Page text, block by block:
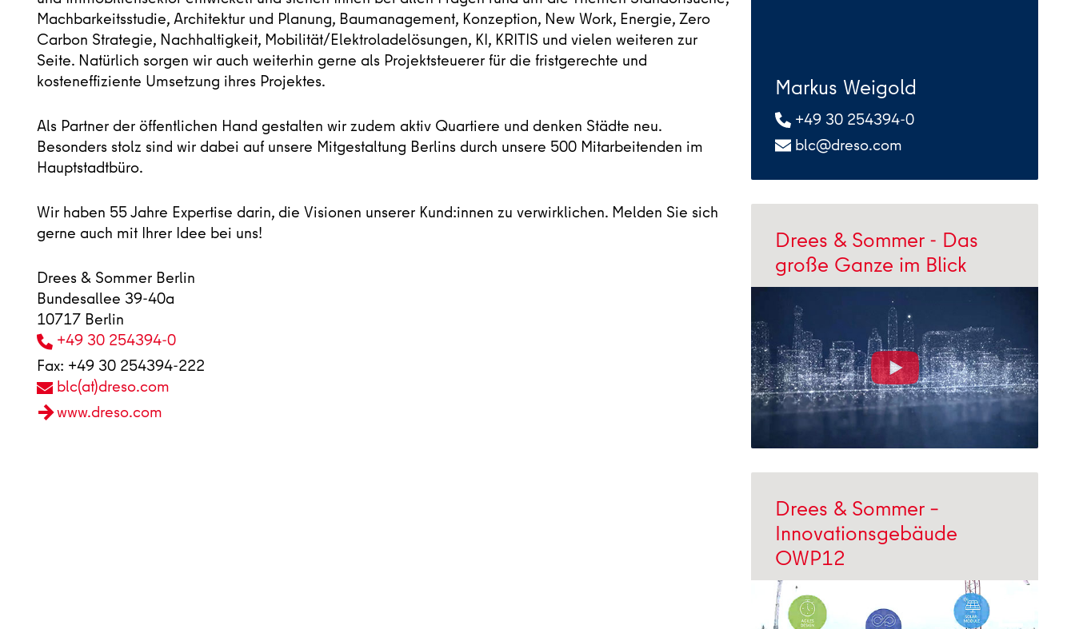
Machbarkeitsstudie, Architektur und Planung, Baumanagement, Konzeption, New Work, Energie, Zero
Carbon Strategie, Nachhaltigkeit, Mobilität/Elektroladelösungen, KI, KRITIS und vielen weiteren zur
Seite. Natürlich sorgen wir auch weiterhin gerne als Projektsteuerer für die fristgerechte und
kosteneffiziente Umsetzung ihres Projektes.
Als Partner der öffentlichen Hand gestalten wir zudem aktiv Quartiere und denken Städte neu.
Besonders stolz sind wir dabei auf unsere Mitgestaltung Berlins durch unsere 500 Mitarbeitenden im
Hauptstadtbüro.
Wir haben 55 Jahre Expertise darin, die Visionen unserer Kund:innen zu verwirklichen. Melden Sie sich
gerne auch mit Ihrer Idee bei uns!
Drees & Sommer Berlin
Bundesallee 39-40a
10717 Berlin
+49 30 254394-0
Fax: +49 30 254394-222
blc(at)dreso.com
www.dreso.com
Markus Weigold
+49 30 254394-0
blc@dreso.com
Drees & Sommer - Das
große Ganze im Blick
Drees & Sommer –
Innovationsgebäude
OWP12